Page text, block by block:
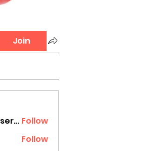
Join
mumbai.neverendservices Follow
Follow